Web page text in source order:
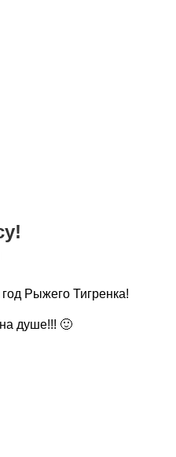
Рыжего Тигренка!
душе!!! 🙂